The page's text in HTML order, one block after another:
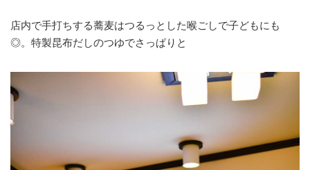
店内で手打ちする蕎麦はつるっとした喉ごしで子どもにも
◎。特製昆布だしのつゆでさっぱりと